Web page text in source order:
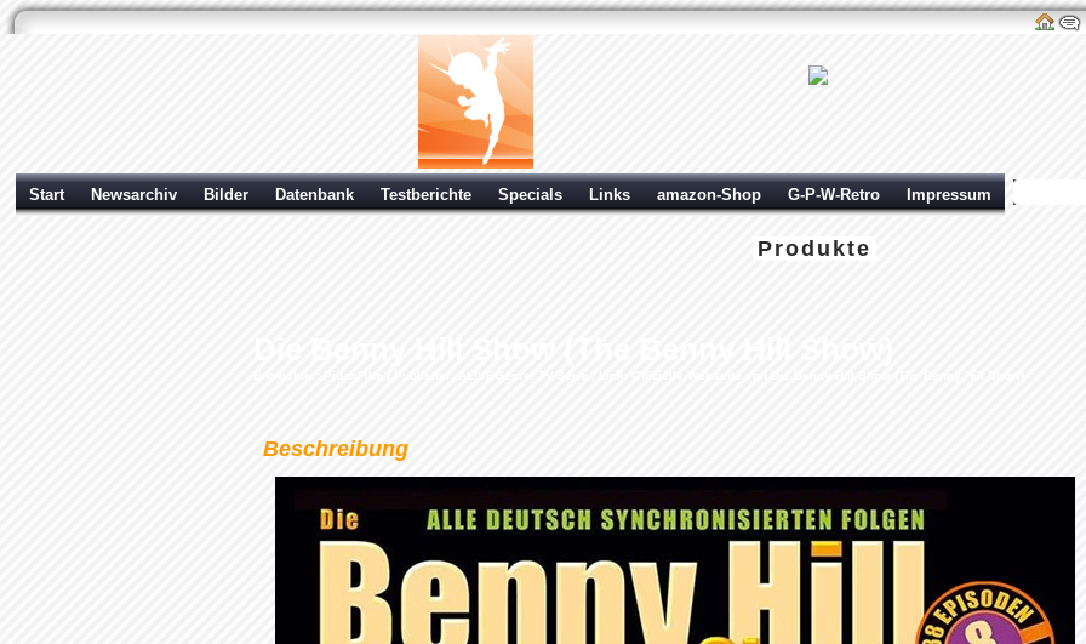
Start Newsarchiv Bilder Datenbank Testberichte Specials Links amazon-Shop G-P-W-Retro Impressum
Produkte
Beschreibung